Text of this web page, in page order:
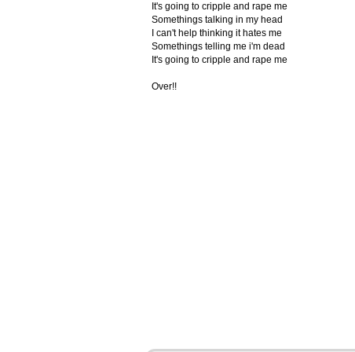
It's going to cripple and rape me
Somethings talking in my head
I can't help thinking it hates me
Somethings telling me i'm dead
It's going to cripple and rape me
Over!!